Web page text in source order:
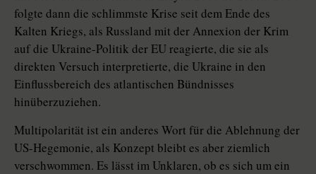
folgte dann die schlimmste Krise seit dem Ende des
Kalten Kriegs, als Russland mit der Annexion der Krim
auf die Ukraine-Politik der EU reagierte, die sie als
direkten Versuch interpretierte, die Ukraine in den
Einflussbereich des atlantischen Bündnisses
hinüberzuziehen.
Multipolarität ist ein anderes Wort für die Ablehnung der
US-Hegemonie, als Konzept bleibt es aber ziemlich
verschwommen. Es lässt im Unklaren, ob es sich um ein